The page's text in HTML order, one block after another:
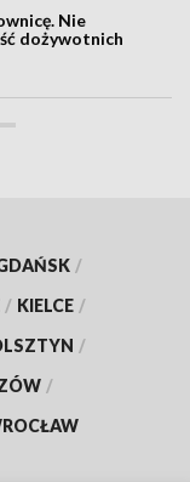
Nie
dożywotnich
/
/ KIELCE /
/
/